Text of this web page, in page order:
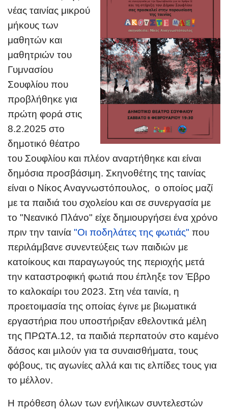
νέας ταινίας μικρού
μήκους των
μαθητών και
μαθητριών του
Γυμνασίου
Σουφλίου που
προβλήθηκε για
πρώτη φορά στις
8.2.2025 στο
δημοτικό θέατρο
του Σουφλίου και πλέον αναρτήθηκε και είναι
δημόσια προσβάσιμη. Σκηνοθέτης της ταινίας
είναι ο Νίκος Αναγνωστόπουλος, ο οποίος μαζί
με τα παιδιά του σχολείου και σε συνεργασία με
το "Νεανικό Πλάνο" είχε δημιουργήσει ένα χρόνο
πριν την ταινία "Οι ποδηλάτες της φωτιάς" που
περιλάμβανε συνεντεύξεις των παιδιών με
κατοίκους και παραγωγούς της περιοχής μετά
την καταστροφική φωτιά που έπληξε τον Έβρο
το καλοκαίρι του 2023. Στη νέα ταινία, η
προετοιμασία της οποίας έγινε με βιωματικά
εργαστήρια που υποστήριξαν εθελοντικά μέλη
της ΠΡΩΤΑ.12, τα παιδιά περπατούν στο καμένο
δάσος και μιλούν για τα συναισθήματα, τους
φόβους, τις αγωνίες αλλά και τις ελπίδες τους για
το μέλλον.
Η πρόθεση όλων των ενήλικων συντελεστών